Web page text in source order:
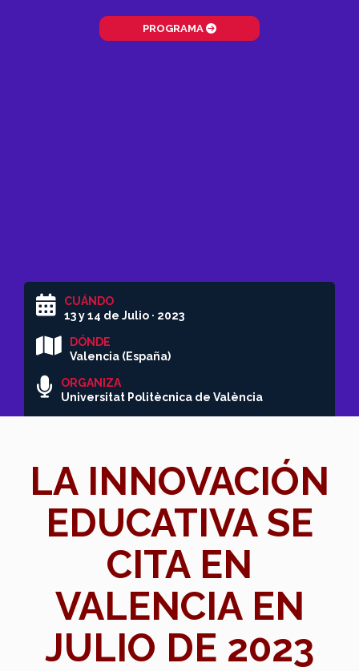
PROGRAMA
CUÁNDO
13 y 14 de Julio · 2023
DÓNDE
Valencia (España)
ORGANIZA
Universitat Politècnica de València
LA INNOVACIÓN
EDUCATIVA SE
CITA EN
VALENCIA EN
JULIO DE 2023